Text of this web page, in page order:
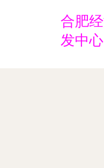
合肥
发中心